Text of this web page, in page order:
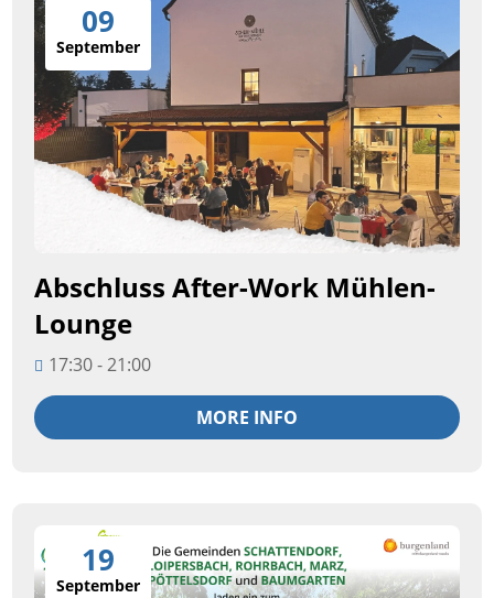
09
September
Abschluss After-Work Mühlen-
Lounge
17:30 - 21:00
MORE INFO
19
September